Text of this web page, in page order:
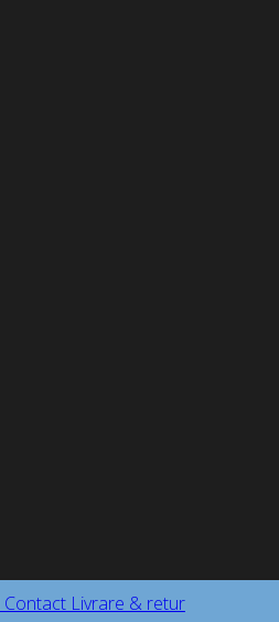
Contact Livrare & retur